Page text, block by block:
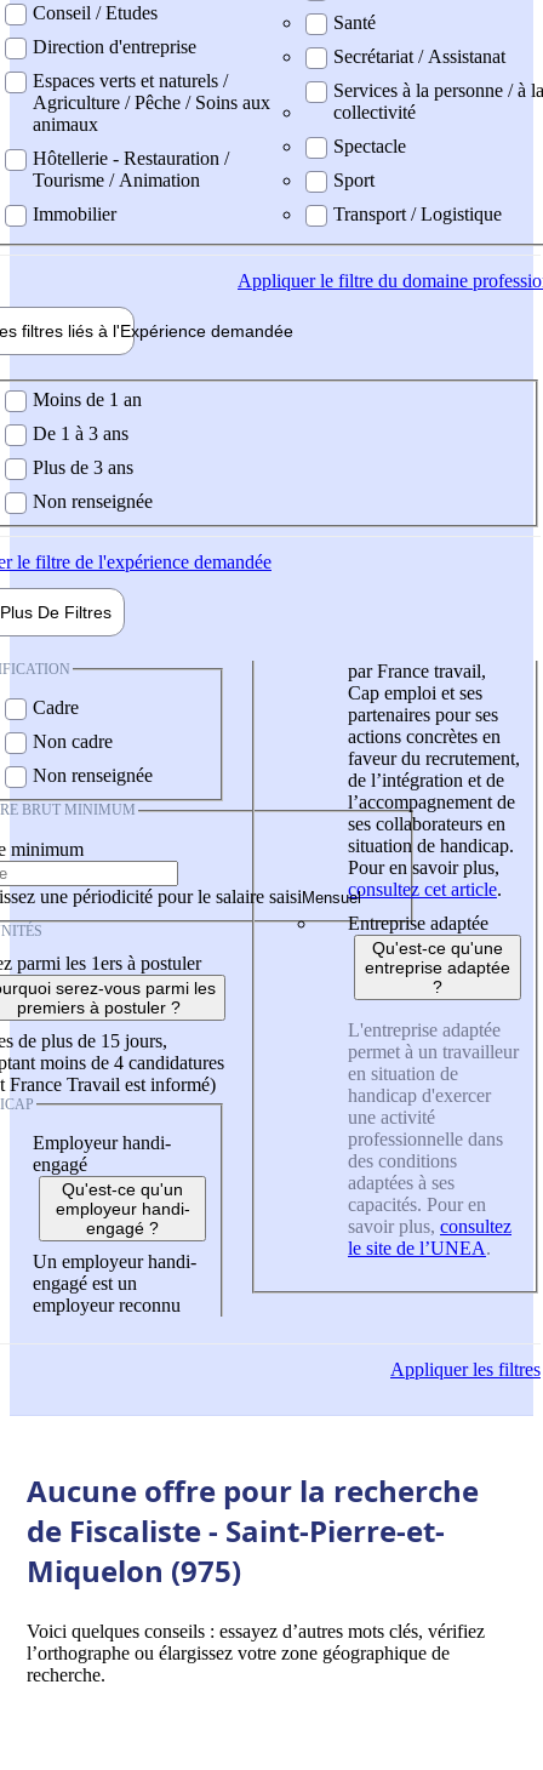
Conseil / Etudes
Direction d'entreprise
Espaces verts et naturels /
Agriculture / Pêche / Soins aux
animaux
Hôtellerie - Restauration /
Tourisme / Animation
Immobilier
Santé
Secrétariat / Assistanat
Services à la personne / à la
collectivité
Spectacle
Sport
Transport / Logistique
Appliquerle filtre du domaine
filtres liés à l'Expérience demandée
demandée
Moins de 1 an
De 1 à 3 ans
Plus de 3 ans
Non renseignée
le filtre de l'expérience demandée
Plus De Filtres
Cadre
Non cadre
Non renseignée
BRUT MINIMUM
minimum
une périodicité pour le salaire saisi
parmi les 1ers à postuler
serez-vous parmi les
premiers à postuler ?
de plus de 15 jours,
moins de 4 candidatures
France Travail est informé)
Employeur handi-
engagé
Qu'est-ce qu'un
employeur handi-
engagé ?
Un employeur handi-
engagé est un
employeur reconnu
par France travail,
Cap emploi et ses
partenaires pour ses
actions concrètes en
faveur du recrutement,
de l’intégration et de
l’accompagnement de
ses collaborateurs en
situation de handicap.
Pour en savoir plus,
consultez cet article.
Entreprise adaptée
Qu'est-ce qu'une
entreprise adaptée
?
L'entreprise adaptée
permet à un travailleur
en situation de
handicap d'exercer
une activité
professionnelle dans
des conditions
adaptées à ses
capacités. Pour en
savoir plus, consultez
le site de l’UNEA.
Appliquerles filtres
Aucune offre pour la recherche
de Fiscaliste - Saint-Pierre-et-
Miquelon (975)
Voici quelques conseils : essayez d’autres mots clés, vérifiez
l’orthographe ou élargissez votre zone géographique de
recherche.